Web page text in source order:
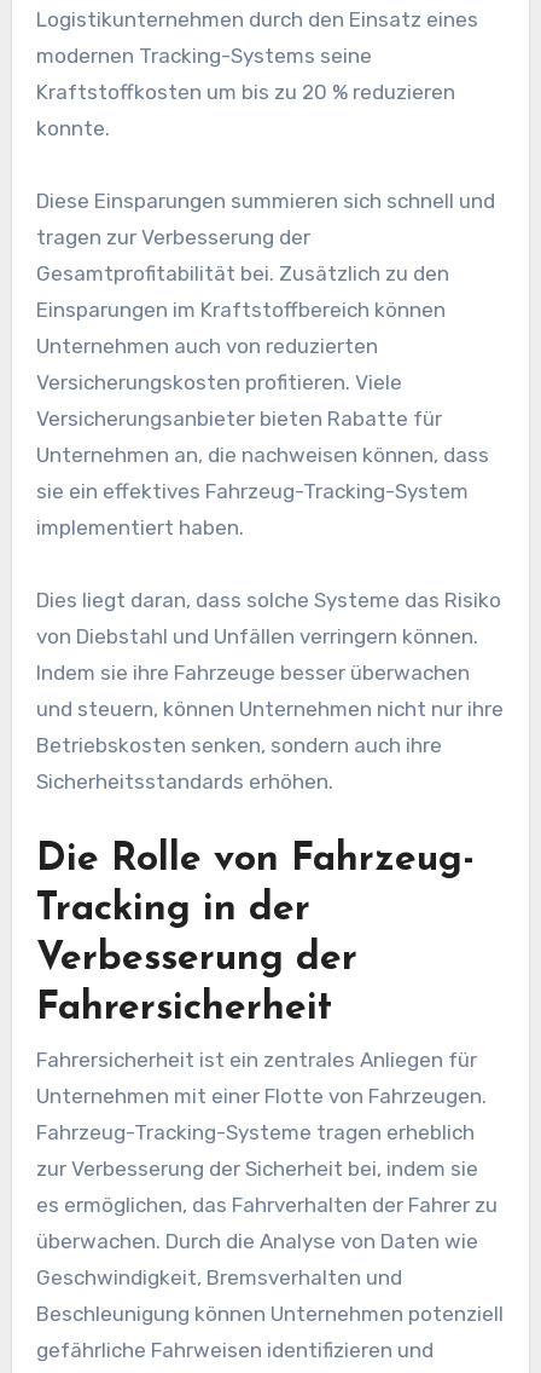
Logistikunternehmen durch den Einsatz eines
modernen Tracking-Systems seine
Kraftstoffkosten um bis zu 20 % reduzieren
konnte.
Diese Einsparungen summieren sich schnell und
tragen zur Verbesserung der
Gesamtprofitabilität bei. Zusätzlich zu den
Einsparungen im Kraftstoffbereich können
Unternehmen auch von reduzierten
Versicherungskosten profitieren. Viele
Versicherungsanbieter bieten Rabatte für
Unternehmen an, die nachweisen können, dass
sie ein effektives Fahrzeug-Tracking-System
implementiert haben.
Dies liegt daran, dass solche Systeme das Risiko
von Diebstahl und Unfällen verringern können.
Indem sie ihre Fahrzeuge besser überwachen
und steuern, können Unternehmen nicht nur ihre
Betriebskosten senken, sondern auch ihre
Sicherheitsstandards erhöhen.
Die Rolle von Fahrzeug-
Tracking in der
Verbesserung der
Fahrersicherheit
Fahrersicherheit ist ein zentrales Anliegen für
Unternehmen mit einer Flotte von Fahrzeugen.
Fahrzeug-Tracking-Systeme tragen erheblich
zur Verbesserung der Sicherheit bei, indem sie
es ermöglichen, das Fahrverhalten der Fahrer zu
überwachen. Durch die Analyse von Daten wie
Geschwindigkeit, Bremsverhalten und
Beschleunigung können Unternehmen potenziell
gefährliche Fahrweisen identifizieren und